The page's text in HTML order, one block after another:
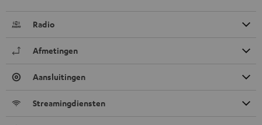
Radio
Afmetingen
Aansluitingen
Streamingdiensten